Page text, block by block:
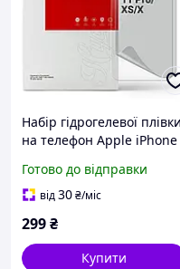
Набір гідрогелевої плівки
на телефон Apple iPhone
матова, Clear + Matte,
(ARM66854)
Готово до відправки
від30₴/міс
299₴
Купити